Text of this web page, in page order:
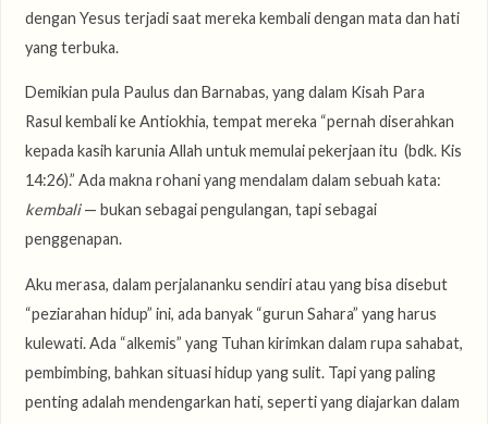
dengan Yesus terjadi saat mereka kembali dengan mata dan hati
yang terbuka.
Demikian pula Paulus dan Barnabas, yang dalam Kisah Para
Rasul kembali ke Antiokhia, tempat mereka “pernah diserahkan
kepada kasih karunia Allah untuk memulai pekerjaan itu (bdk. Kis
14:26).” Ada makna rohani yang mendalam dalam sebuah kata:
kembali— bukan sebagai pengulangan, tapi sebagai
penggenapan.
Aku merasa, dalam perjalananku sendiri atau yang bisa disebut
“peziarahan hidup” ini, ada banyak “gurun Sahara” yang harus
kulewati. Ada “alkemis” yang Tuhan kirimkan dalam rupa sahabat,
pembimbing, bahkan situasi hidup yang sulit. Tapi yang paling
penting adalah mendengarkan hati, seperti yang diajarkan dalam